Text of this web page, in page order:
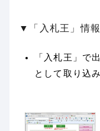
▼「入札王」情
「入札王」で
として取り込